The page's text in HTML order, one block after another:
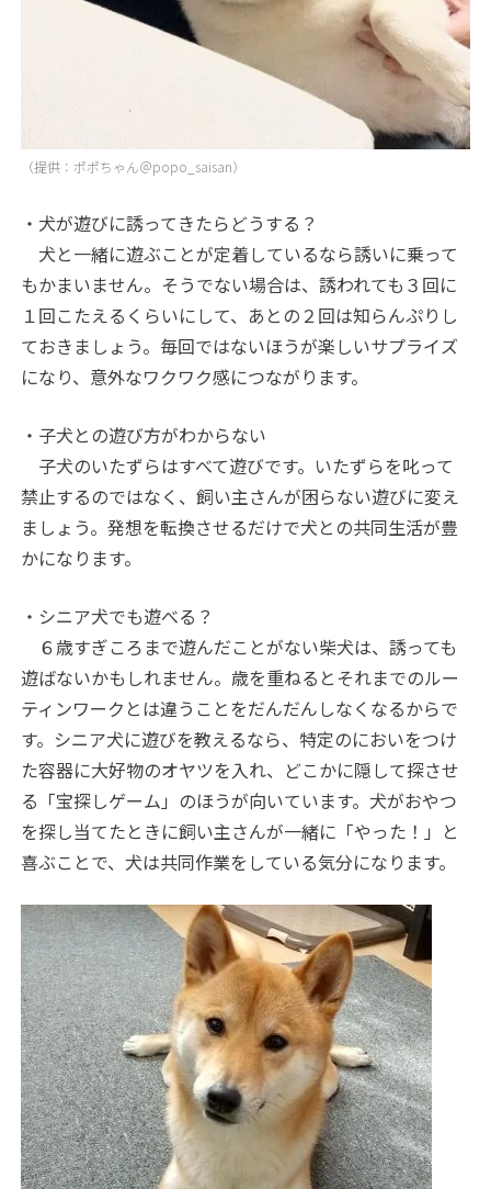
（提供：ポポちゃん＠popo_saisan）
・犬が遊びに誘ってきたらどうする？
犬と一緒に遊ぶことが定着しているなら誘いに乗って
もかまいません。そうでない場合は、誘われても３回に
１回こたえるくらいにして、あとの２回は知らんぷりし
ておきましょう。毎回ではないほうが楽しいサプライズ
になり、意外なワクワク感につながります。
・子犬との遊び方がわからない
子犬のいたずらはすべて遊びです。いたずらを叱って
禁止するのではなく、飼い主さんが困らない遊びに変え
ましょう。発想を転換させるだけで犬との共同生活が豊
かになります。
・シニア犬でも遊べる？
６歳すぎころまで遊んだことがない柴犬は、誘っても
遊ばないかもしれません。歳を重ねるとそれまでのルー
ティンワークとは違うことをだんだんしなくなるからで
す。シニア犬に遊びを教えるなら、特定のにおいをつけ
た容器に大好物のオヤツを入れ、どこかに隠して探させ
る「宝探しゲーム」のほうが向いています。犬がおやつ
を探し当てたときに飼い主さんが一緒に「やった！」と
喜ぶことで、犬は共同作業をしている気分になります。